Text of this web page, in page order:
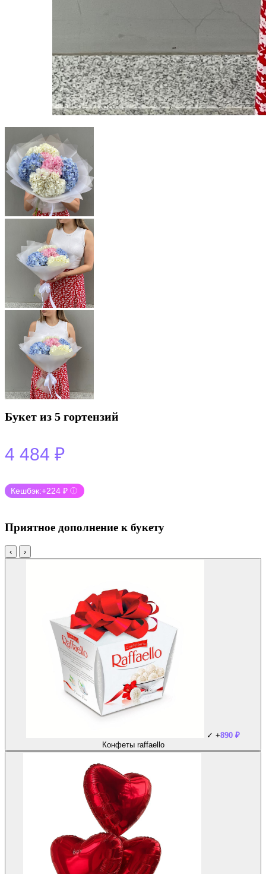
Букет из 5 гортензий
4 484 ₽
Кешбэк:+224 ₽ ⓘ
Приятное дополнение к букету
‹ ›
✓ +890 ₽
Конфеты raffaello